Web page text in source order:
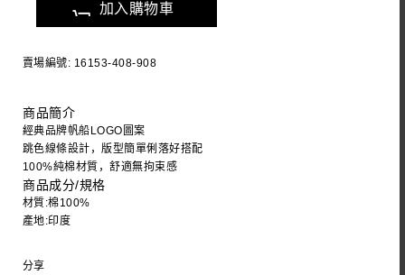
加入購物車
賣場編號: 16153-408-908
商品簡介
經典品牌帆船LOGO圖案
跳色線條設計，版型簡單俐落好搭配
100%純棉材質，舒適無拘束感
商品成分/規格
材質:棉100%
產地:印度
分享